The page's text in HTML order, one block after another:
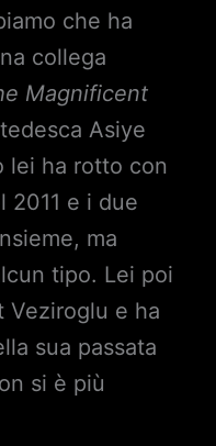
che ha
collega
Magnificent
Asiye
lei ha rotto con
2011 e i due
ma
tipo. Lei poi
Veziroglu e ha
sua passata
si è più